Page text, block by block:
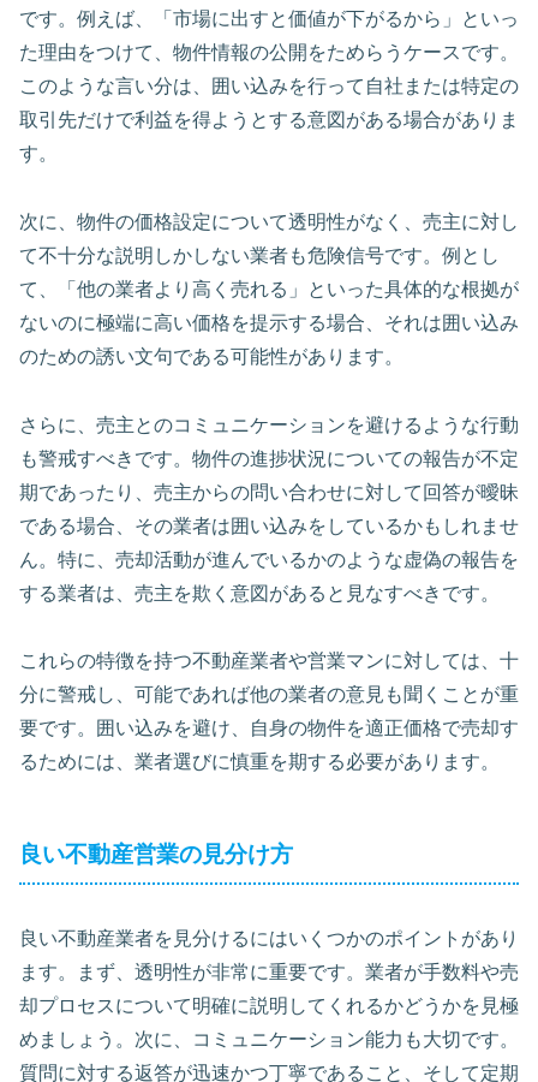
です。例えば、「市場に出すと価値が下がるから」といっ
た理由をつけて、物件情報の公開をためらうケースです。
このような言い分は、囲い込みを行って自社または特定の
取引先だけで利益を得ようとする意図がある場合がありま
す。
次に、物件の価格設定について透明性がなく、売主に対し
て不十分な説明しかしない業者も危険信号です。例とし
て、「他の業者より高く売れる」といった具体的な根拠が
ないのに極端に高い価格を提示する場合、それは囲い込み
のための誘い文句である可能性があります。
さらに、売主とのコミュニケーションを避けるような行動
も警戒すべきです。物件の進捗状況についての報告が不定
期であったり、売主からの問い合わせに対して回答が曖昧
である場合、その業者は囲い込みをしているかもしれませ
ん。特に、売却活動が進んでいるかのような虚偽の報告を
する業者は、売主を欺く意図があると見なすべきです。
これらの特徴を持つ不動産業者や営業マンに対しては、十
分に警戒し、可能であれば他の業者の意見も聞くことが重
要です。囲い込みを避け、自身の物件を適正価格で売却す
るためには、業者選びに慎重を期する必要があります。
良い不動産営業の見分け方
良い不動産業者を見分けるにはいくつかのポイントがあり
ます。まず、透明性が非常に重要です。業者が手数料や売
却プロセスについて明確に説明してくれるかどうかを見極
めましょう。次に、コミュニケーション能力も大切です。
質問に対する返答が迅速かつ丁寧であること、そして定期